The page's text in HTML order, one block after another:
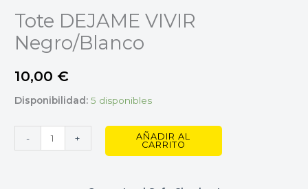
Tote DEJAME VIVIR
Negro/Blanco
10,00 €
Disponibilidad: 5 disponibles
- +
AÑADIR AL
CARRITO